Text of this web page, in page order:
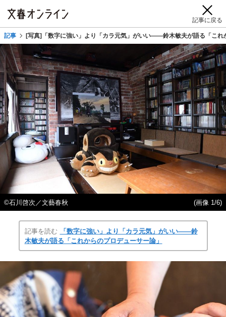
記事に戻る
記事 [写真]「数字に強い」より「カラ元気」がいい――鈴木敏夫が語る「これ
©石川啓次／文藝春秋 (画像 1/6)
記事を読む
「数字に強い」より「カラ元気」がいい――鈴
木敏夫が語る「これからのプロデューサー論」